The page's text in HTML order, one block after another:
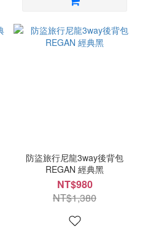
防盜旅行尼龍3way後背包
REGAN 經典黑
NT$980
NT$1,380